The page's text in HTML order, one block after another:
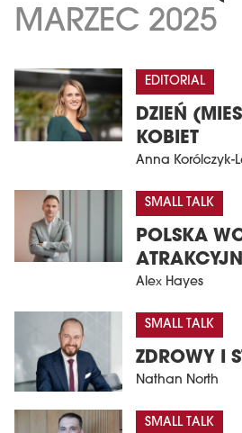
MARZEC 2025
EDITORIAL
DZIEŃ
KOBIET
Anna Korólczyk-
SMALL TALK
POLSKA
Alex Hayes
SMALL TALK
ZDROWY I
Nathan North
SMALL TALK